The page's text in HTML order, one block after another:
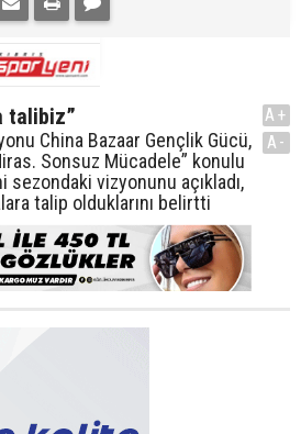
talibiz”
China Bazaar Gençlik Gücü,
Sonsuz Mücadele” konulu
sezondaki vizyonunu açıkladı,
talip olduklarını belirtti
A+
A-